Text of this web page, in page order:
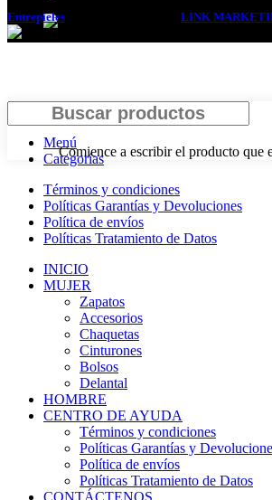
Entrepieles LINK
Comience a escribir el producto que
Buscar
Menú
Categorías
Términos y condiciones
Políticas Garantías y Devoluciones
Política de envíos
Políticas Tratamiento de Datos
INICIO
MUJER
Zapatos
Accesorios
Chaquetas
Cinturones
Bolsos
Delantal
HOMBRE
CENTRO DE AYUDA
Términos y condiciones
Políticas Garantías y
Política de envíos
Políticas Tratamiento de Datos